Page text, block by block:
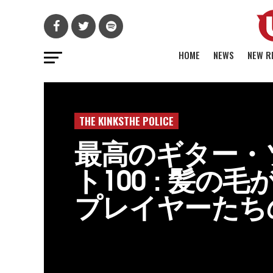
HOME NEWS NEW
THE KINKSTHE POLICE
最高のギター
ト100 : 髪の毛
プレイヤーた